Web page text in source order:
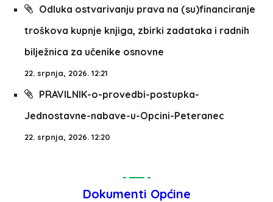
Odluka ostvarivanju prava na (su)financiranje
troškova kupnje knjiga, zbirki zadataka i radnih
bilježnica za učenike osnovne
22. srpnja, 2026. 12:21
PRAVILNIK-o-provedbi-postupka-
Jednostavne-nabave-u-Opcini-Peteranec
22. srpnja, 2026. 12:20
Dokumenti Općine